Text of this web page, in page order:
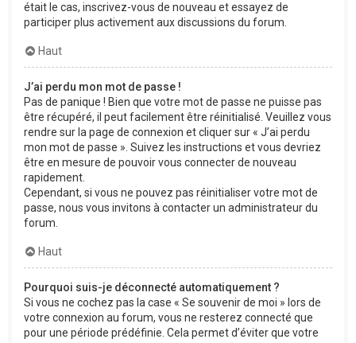
était le cas, inscrivez-vous de nouveau et essayez de
participer plus activement aux discussions du forum.
Haut
J’ai perdu mon mot de passe !
Pas de panique ! Bien que votre mot de passe ne puisse pas
être récupéré, il peut facilement être réinitialisé. Veuillez vous
rendre sur la page de connexion et cliquer sur « J’ai perdu
mon mot de passe ». Suivez les instructions et vous devriez
être en mesure de pouvoir vous connecter de nouveau
rapidement.
Cependant, si vous ne pouvez pas réinitialiser votre mot de
passe, nous vous invitons à contacter un administrateur du
forum.
Haut
Pourquoi suis-je déconnecté automatiquement ?
Si vous ne cochez pas la case « Se souvenir de moi » lors de
votre connexion au forum, vous ne resterez connecté que
pour une période prédéfinie. Cela permet d’éviter que votre